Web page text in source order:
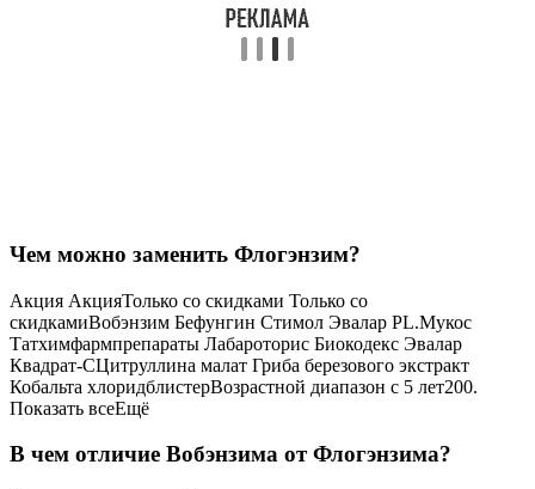
Чем можно заменить Флогэнзим?
Акция АкцияТолько со скидками Только со
скидкамиВобэнзим Бефунгин Стимол Эвалар PL.Мукос
Татхимфармпрепараты Лабароторис Биокодекс Эвалар
Квадрат-СЦитруллина малат Гриба березового экстракт
Кобальта хлоридблистерВозрастной диапазон с 5 лет200.
Показать всеЕщё
В чем отличие Вобэнзима от Флогэнзима?